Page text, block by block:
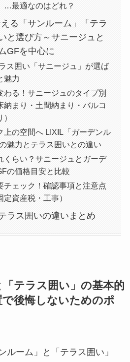
…最適なのはどれ？
る「サンルーム」「テラ
と選び方～サニージュと
GFを中心に
ス囲い「サニージュ」が選ば
魅力
わる！サニージュのタイプ別
納まり・土間納まり・バルコ
上の空間へ LIXIL「ガーデンル
魅力とテラス囲いとの違い
くらい？サニージュとガーデ
の価格目安と比較
チェック！確認事項と注意点
定資産税・工事）
ラス囲いの違いまとめ
「テラス囲い」の基本的
後悔しないためのポ
ルーム」と「テラス囲い」